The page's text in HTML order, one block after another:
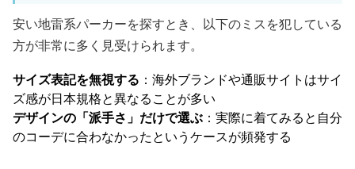
安い地雷系パーカーを探すとき、以下のミスを犯している
方が非常に多く見受けられます。
サイズ表記を無視する ：海外ブランドや通販サイトはサイ
ズ感が日本規格と異なることが多い
デザインの「派手さ」だけで選ぶ ：実際に着てみると自分
のコーデに合わなかったというケースが頻発する